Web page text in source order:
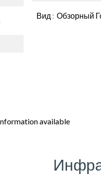
Вид Обзорный
available